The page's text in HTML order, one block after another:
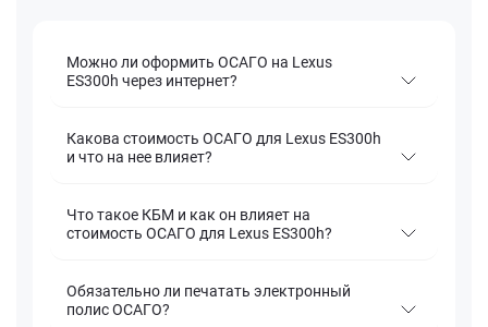
Можно ли оформить ОСАГО на Lexus
ES300h через интернет?
Какова стоимость ОСАГО для Lexus ES300h
и что на нее влияет?
Что такое КБМ и как он влияет на
стоимость ОСАГО для Lexus ES300h?
Обязательно ли печатать электронный
полис ОСАГО?